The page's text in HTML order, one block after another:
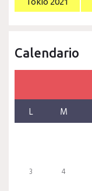
Calendario
L M
3 4